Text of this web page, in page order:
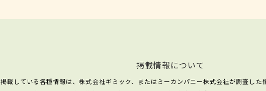
掲載情報について
掲載している各種情報は、株式会社ギミック、またはミーカンパニー株式会社が調査した